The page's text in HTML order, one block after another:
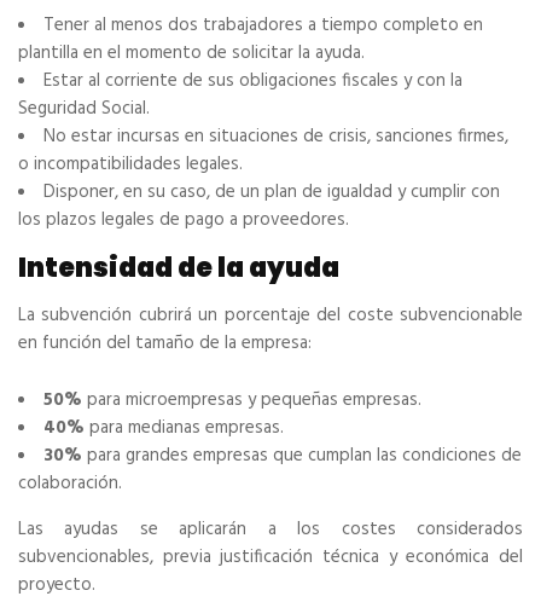
Tener al menos dos trabajadores a tiempo completo en
plantilla en el momento de solicitar la ayuda.
Estar al corriente de sus obligaciones fiscales y con la
Seguridad Social.
No estar incursas en situaciones de crisis, sanciones firmes,
o incompatibilidades legales.
Disponer, en su caso, de un plan de igualdad y cumplir con
los plazos legales de pago a proveedores.
Intensidad de la ayuda
La subvención cubrirá un porcentaje del coste subvencionable
en función del tamaño de la empresa:
50% para microempresas y pequeñas empresas.
40% para medianas empresas.
30% para grandes empresas que cumplan las condiciones de
colaboración.
Las ayudas se aplicarán a los costes considerados
subvencionables, previa justificación técnica y económica del
proyecto.